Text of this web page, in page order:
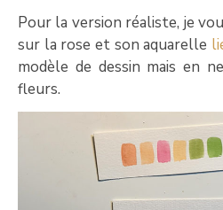
Pour la version réaliste, je
sur la rose et son aquarelle
modèle de dessin mais en
fleurs.